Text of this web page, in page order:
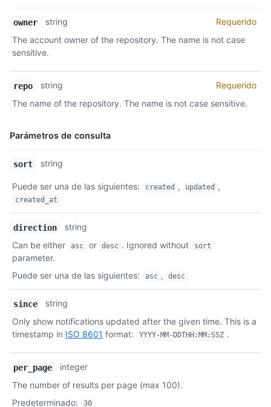
Nombre,
Descripción
owner string
Requerido
The account owner of the repository. The name is not case
sensitive.
repo string
Requerido
The name of the repository. The name is not case sensitive.
Parámetros de consulta
Nombre,
Descripción
sort string
Puede ser una de las siguientes: created , updated ,
created_at
direction
string
Can be either
asc or desc . Ignored without sort
parameter.
Puede ser una de las siguientes: asc , desc
since
string
Only show notifications updated after the given time. This is a
timestamp in ISO 8601 format: YYYY-MM-DDTHH:MM:SSZ .
per_page
integer
The number of results per page (max 100).
Predeterminado: 30